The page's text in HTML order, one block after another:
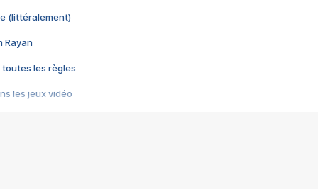
(littéralement)
Rayan
toutes les règles
les jeux vidéo